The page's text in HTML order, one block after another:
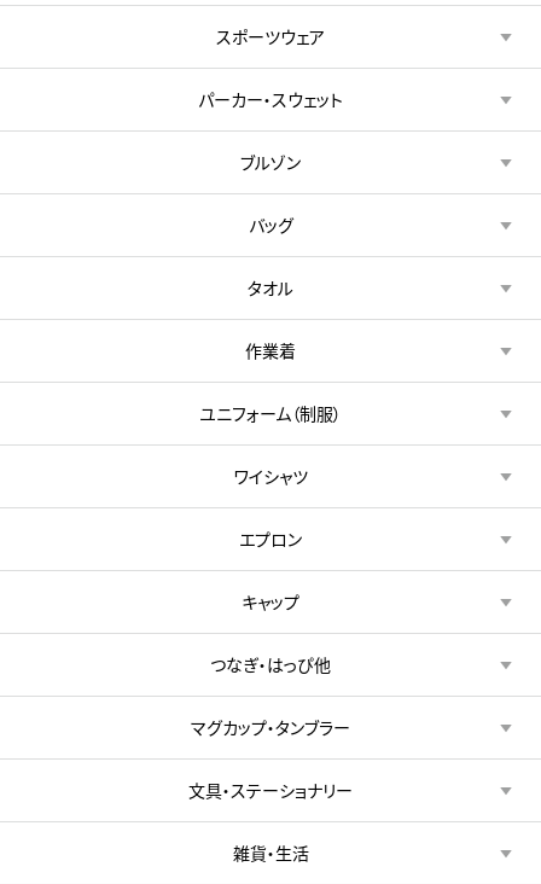
スポーツウェア
パーカー・スウェット
ブルゾン
バッグ
タオル
作業着
ユニフォーム（制服）
ワイシャツ
エプロン
キャップ
つなぎ・はっぴ他
マグカップ・タンブラー
文具・ステーショナリー
雑貨・生活